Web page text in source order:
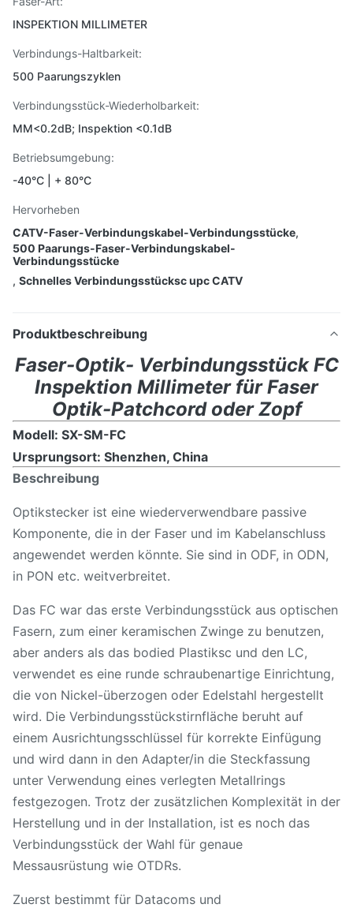
INSPEKTION MILLIMETER
Verbindungs-Haltbarkeit:
500 Paarungszyklen
Verbindungsstück-Wiederholbarkeit:
MM<0.2dB; Inspektion <0.1dB
Betriebsumgebung:
-40°C | + 80°C
Hervorheben
CATV-Faser-Verbindungskabel-Verbindungsstücke,
500 Paarungs-Faser-Verbindungskabel-
Verbindungsstücke
, Schnelles Verbindungsstücksc upc CATV
Produktbeschreibung
Faser-Optik- Verbindungsstück FC
Inspektion Millimeter für Faser
Optik-Patchcord oder Zopf
Modell: SX-SM-FC
Ursprungsort: Shenzhen, China
Beschreibung
Optikstecker ist eine wiederverwendbare passive
Komponente, die in der Faser und im Kabelanschluss
angewendet werden könnte. Sie sind in ODF, in ODN,
in PON etc. weitverbreitet.
Das FC war das erste Verbindungsstück aus optischen
Fasern, zum einer keramischen Zwinge zu benutzen,
aber anders als das bodied Plastiksc und den LC,
verwendet es eine runde schraubenartige Einrichtung,
die von Nickel-überzogen oder Edelstahl hergestellt
wird. Die Verbindungsstückstirnfläche beruht auf
einem Ausrichtungsschlüssel für korrekte Einfügung
und wird dann in den Adapter/in die Steckfassung
unter Verwendung eines verlegten Metallrings
festgezogen. Trotz der zusätzlichen Komplexität in der
Herstellung und in der Installation, ist es noch das
Verbindungsstück der Wahl für genaue
Messausrüstung wie OTDRs.
Zuerst bestimmt für Datacoms und